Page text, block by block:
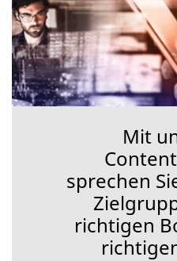
Mit
sprechen
richtigen